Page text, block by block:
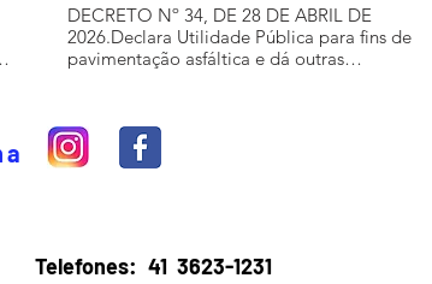
DECRETO Nº 34, DE 28 DE ABRIL DE
2026.Declara Utilidade Pública para fins de
pavimentação asfáltica e dá outras
Telefones: 41 3623-1231